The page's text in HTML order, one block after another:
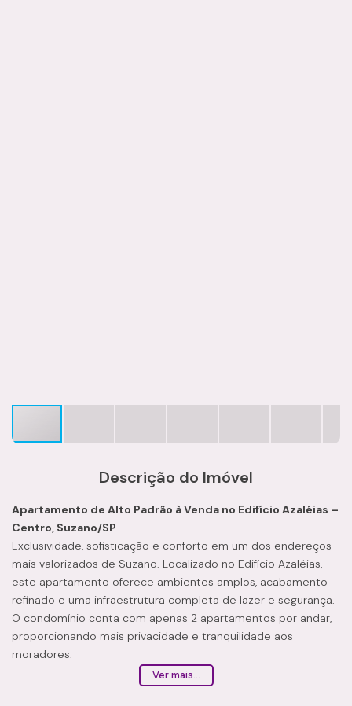
Descrição do Imóvel
Apartamento de Alto Padrão à Venda no Edifício Azaléias –
Centro, Suzano/SP
Exclusividade, sofisticação e conforto em um dos endereços
mais valorizados de Suzano. Localizado no Edifício Azaléias,
este apartamento oferece ambientes amplos, acabamento
refinado e uma infraestrutura completa de lazer e segurança.
O condomínio conta com apenas 2 apartamentos por andar,
proporcionando mais privacidade e tranquilidade aos
moradores.
Características do Imóvel
Área privativa: 220 m²
Ver mais...